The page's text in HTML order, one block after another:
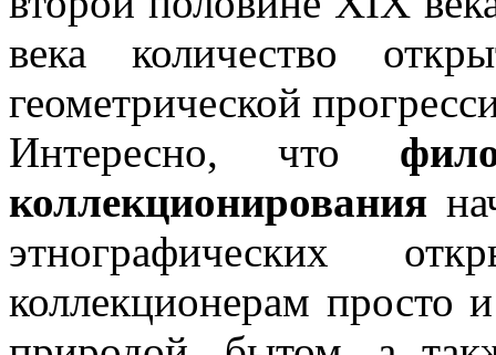
века количество
геометрической
Интересно, что
коллекционирования
этнографических
коллекционерам просто